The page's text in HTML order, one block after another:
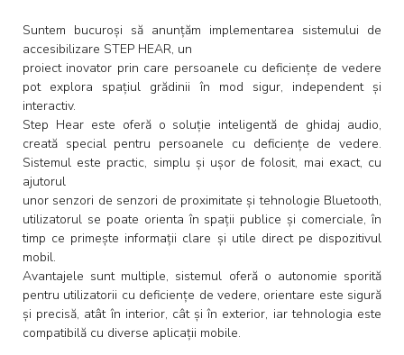
Suntem bucuroși să anunțăm implementarea sistemului de
accesibilizare STEP HEAR, un
proiect inovator prin care persoanele cu deficiențe de vedere
pot explora spațiul grădinii în mod sigur, independent și
interactiv.
Step Hear este oferă o soluție inteligentă de ghidaj audio,
creată special pentru persoanele cu deficiențe de vedere.
Sistemul este practic, simplu și ușor de folosit, mai exact, cu
ajutorul
unor senzori de senzori de proximitate și tehnologie Bluetooth,
utilizatorul se poate orienta în spații publice și comerciale, în
timp ce primește informații clare și utile direct pe dispozitivul
mobil.
Avantajele sunt multiple, sistemul oferă o autonomie sporită
pentru utilizatorii cu deficiențe de vedere, orientare este sigură
și precisă, atât în interior, cât și în exterior, iar tehnologia este
compatibilă cu diverse aplicații mobile.